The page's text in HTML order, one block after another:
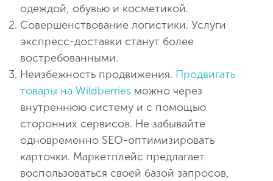
одеждой, обувью и косметикой.
Совершенствование логистики. Услуги
экспресс-доставки станут более
востребованными.
Неизбежность продвижения. Продвигать
товары на Wildberries можно через
внутреннюю систему и с помощью
сторонних сервисов. Не забывайте
одновременно SEO-оптимизировать
карточки. Маркетплейс предлагает
воспользоваться своей базой запросов,